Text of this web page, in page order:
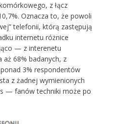
z łącz
Oznacza to, że powoli
telefonii, którą zastępują
internetu różnice
— z interenetu
68% badanych, z
3% respondentów
z żadnej wymienionych
— fanów techniki może po